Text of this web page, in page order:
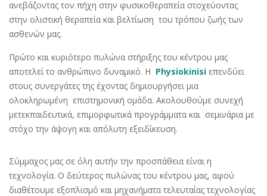
ανεβάζοντας τον πήχη στην φυσικοθεραπεία στοχεύοντας
στην ολιστική θεραπεία και βελτίωση του τρόπου ζωής των
ασθενών μας.
Πρώτο και κυριότερο πυλώνα στήριξης του κέντρου μας
αποτελεί το ανθρώπινο δυναμικό. Η Physiokinisi επενδύει
στους συνεργάτες της έχοντας δημιουργήσει μια
ολοκληρωμένη επιστημονική ομάδα. Ακολουθούμε συνεχή
μετεκπαιδευτικά, επιμορφωτικά προγράμματα και σεμινάρια με
στόχο την άψογη και απόλυτη εξειδίκευση.
Σύμμαχος μας σε όλη αυτήν την προσπάθεια είναι η
τεχνολογία. Ο δεύτερος πυλώνας του κέντρου μας, αφού
διαθέτουμε εξοπλισμό και μηχανήματα τελευταίας τεχνολογίας